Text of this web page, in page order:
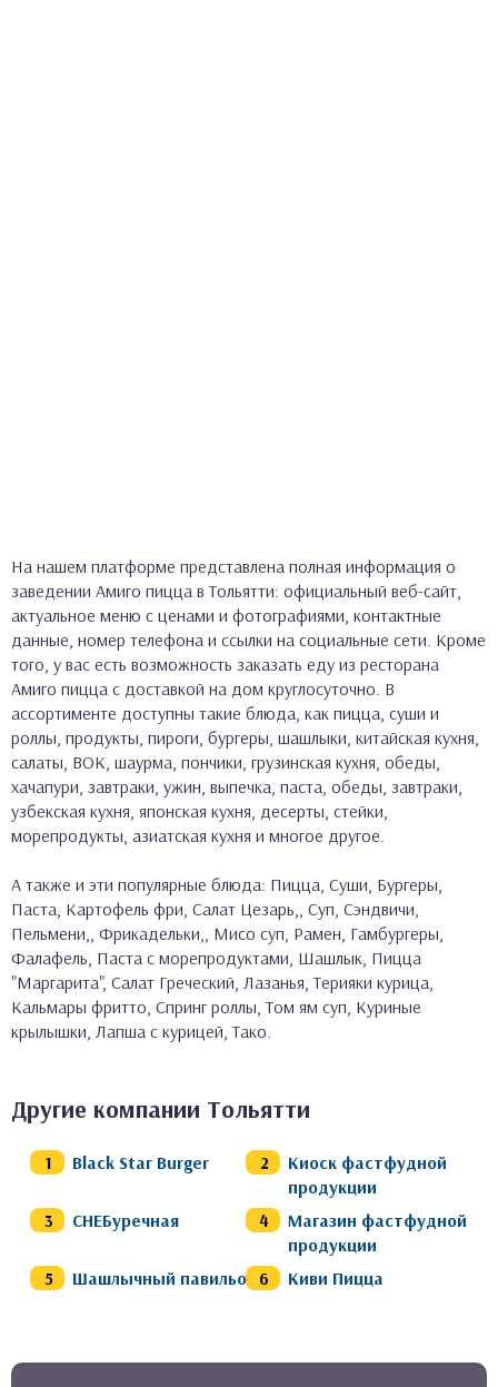
На нашем платформе представлена полная информация о
заведении Амиго пицца в Тольятти: официальный веб-сайт,
актуальное меню с ценами и фотографиями, контактные
данные, номер телефона и ссылки на социальные сети. Кроме
того, у вас есть возможность заказать еду из ресторана
Амиго пицца с доставкой на дом круглосуточно. В
ассортименте доступны такие блюда, как пицца, суши и
роллы, продукты, пироги, бургеры, шашлыки, китайская кухня,
салаты, ВОК, шаурма, пончики, грузинская кухня, обеды,
хачапури, завтраки, ужин, выпечка, паста, обеды, завтраки,
узбекская кухня, японская кухня, десерты, стейки,
морепродукты, азиатская кухня и многое другое.
А также и эти популярные блюда: Пицца, Суши, Бургеры,
Паста, Картофель фри, Салат Цезарь,, Суп, Сэндвичи,
Пельмени,, Фрикадельки,, Мисо суп, Рамен, Гамбургеры,
Фалафель, Паста с морепродуктами, Шашлык, Пицца
"Маргарита", Салат Греческий, Лазанья, Терияки курица,
Кальмары фритто, Спринг роллы, Том ям суп, Куриные
крылышки, Лапша с курицей, Тако.
Другие компании Тольятти
Black Star Burger
Киоск фастфудной
продукции
СНЕБуречная
Магазин фастфудной
продукции
Шашлычный павильон
Киви Пицца